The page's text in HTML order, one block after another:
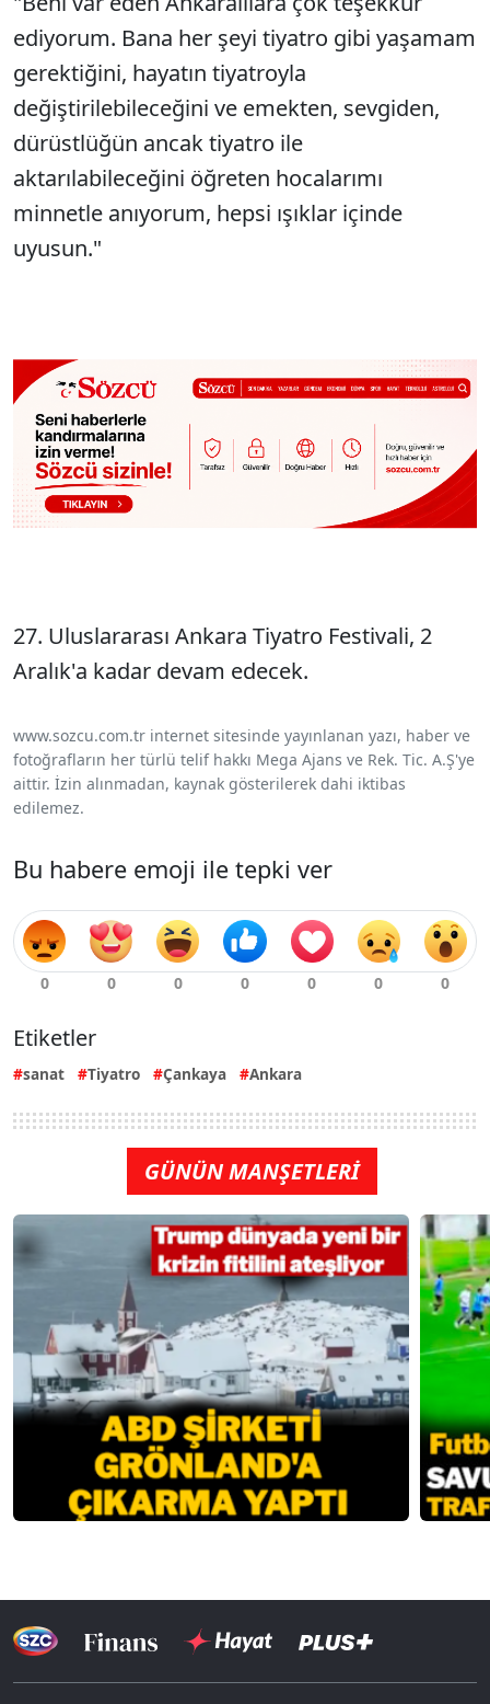
ediyorum. Bana her şeyi tiyatro gibi yaşamam
gerektiğini, hayatın tiyatroyla
değiştirilebileceğini ve emekten, sevgiden,
dürüstlüğün ancak tiyatro ile
aktarılabileceğini öğreten hocalarımı
minnetle anıyorum, hepsi ışıklar içinde
uyusun."
27. Uluslararası Ankara Tiyatro Festivali, 2
Aralık'a kadar devam edecek.
www.sozcu.com.tr internet sitesinde yayınlanan yazı, haber ve
fotoğrafların her türlü telif hakkı Mega Ajans ve Rek. Tic. A.Ş'ye
aittir. İzin alınmadan, kaynak gösterilerek dahi iktibas
edilemez.
Bu habere emoji ile tepki ver
Etiketler
sanat Tiyatro Çankaya Ankara
GÜNÜN MANŞETLERİ